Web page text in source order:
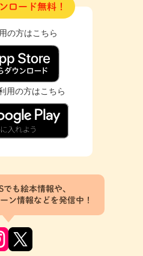
ロード無料！
の方はこちら
用の方はこちら
でも絵本情報や、
ン情報などを発信中！